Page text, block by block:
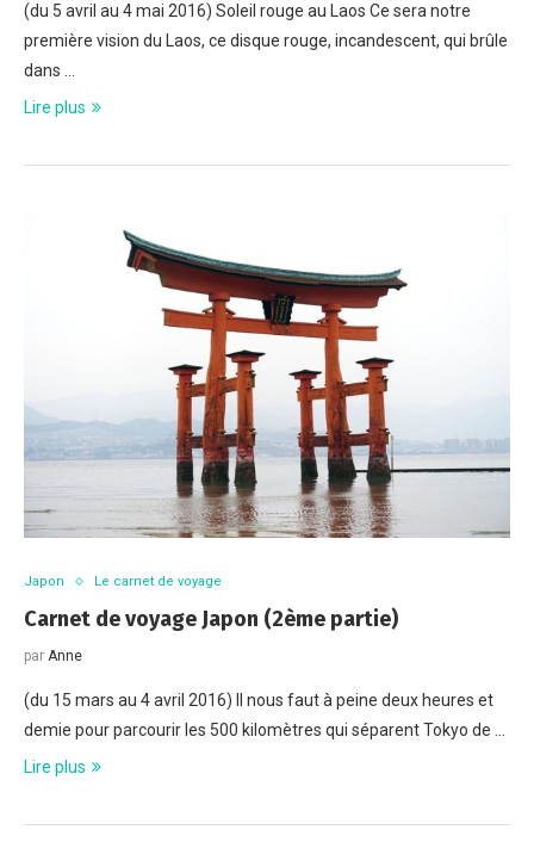
(du 5 avril au 4 mai 2016) Soleil rouge au Laos Ce sera notre
première vision du Laos, ce disque rouge, incandescent, qui brûle
dans …
Lire plus
Japon Le carnet de voyage
Carnet de voyage Japon (2ème partie)
par Anne
(du 15 mars au 4 avril 2016) Il nous faut à peine deux heures et
demie pour parcourir les 500 kilomètres qui séparent Tokyo de …
Lire plus